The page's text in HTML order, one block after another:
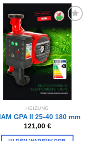
Zur
Wunschliste
hinzufügen
HEIZUNG
GPA II 25-40 180 mm
121,00 €